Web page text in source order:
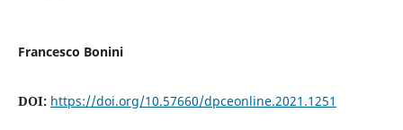
Francesco Bonini
DOI: https://doi.org/10.57660/dpceonline.2021.1251